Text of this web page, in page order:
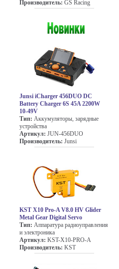
Производитель: GS Racing
Junsi iCharger 456DUO DC
Battery Charger 6S 45A 2200W
10-49V
Тип: Аккумуляторы, зарядные
устройства
Артикул: JUN-456DUO
Производитель: Junsi
KST X10 Pro-A V8.0 HV Glider
Metal Gear Digital Servo
Тип: Аппаратура радиоуправления
и электроника
Артикул: KST-X10-PRO-A
Производитель: KST